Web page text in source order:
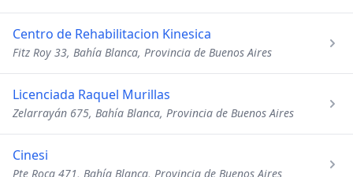
Centro de Rehabilitacion Kinesica
Fitz Roy 33, Bahía Blanca, Provincia de Buenos Aires
Licenciada Raquel Murillas
Zelarrayán 675, Bahía Blanca, Provincia de Buenos Aires
Cinesi
Pte Roca 471, Bahía Blanca, Provincia de Buenos Aires